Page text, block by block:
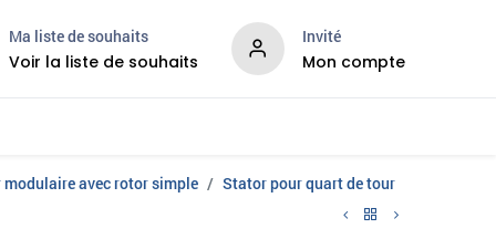
Ma liste de souhaits
Voir la liste de souhaits
Invité
Mon compte
avec rotor simple Stator pour quart de tour